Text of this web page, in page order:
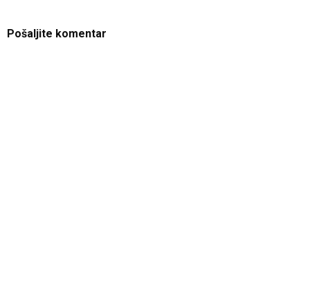
Pošaljite komentar